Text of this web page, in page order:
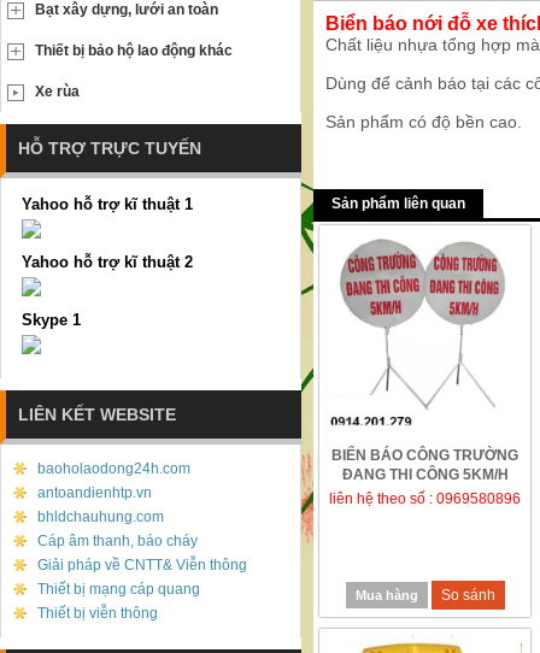
Biển báo nới đỗ xe
Chất liệu nhựa tổng hợp
Dùng để cảnh báo tại các
Sản phẩm có độ bền cao.
Sản phẩm liên quan
BIỂN BÁO CÔNG TRƯỜNG
ĐANG THI CÔNG 5KM/H
liên hệ theo số : 0969580896
Mua hàng So sánh
Bạt xây dựng, lưới an toàn
Thiết bị bảo hộ lao động khác
Xe rùa
HỖ TRỢ TRỰC TUYẾN
Yahoo hỗ trợ kĩ thuật 1
Yahoo hỗ trợ kĩ thuật 2
Skype 1
LIÊN KẾT WEBSITE
baoholaodong24h.com
antoandienhtp.vn
bhldchauhung.com
Cáp âm thanh, báo cháy
Giải pháp về CNTT& Viễn thông
Thiết bị mạng cáp quang
Thiết bị viễn thông